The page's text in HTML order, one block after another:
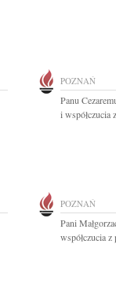
POZNAŃ
Panu
i współczucia
POZNAŃ
Pani
współczucia